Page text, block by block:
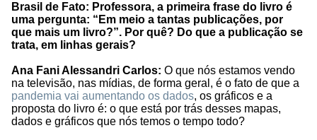
Brasil de Fato: Professora, a primeira frase do livro é
uma pergunta: “Em meio a tantas publicações, por
que mais um livro?”. Por quê? Do que a publicação se
trata, em linhas gerais?
Ana Fani Alessandri Carlos: O que nós estamos vendo
na televisão, nas mídias, de forma geral, é o fato de que a
pandemia vai aumentando os dados, os gráficos e a
proposta do livro é: o que está por trás desses mapas,
dados e gráficos que nós temos o tempo todo?